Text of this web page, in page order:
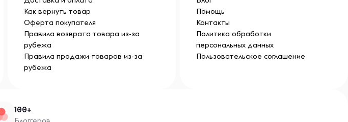
Как вернуть товар
Оферта покупателя
Правила возврата товара из-за
рубежа
Правила продажи товаров из-за
рубежа
Помощь
Контакты
Политика обработки
персональных данных
Пользовательское соглашение
100+